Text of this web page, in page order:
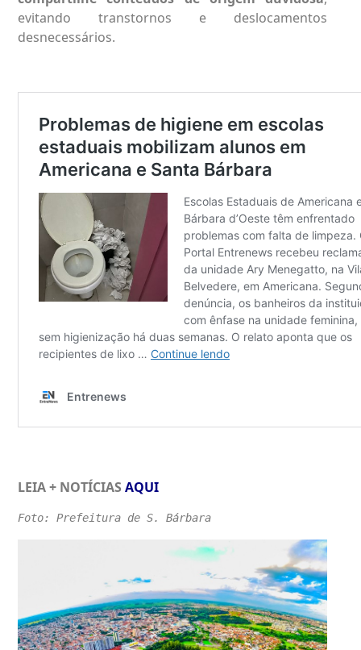
evitando transtornos e deslocamentos
desnecessários.
LEIA + NOTÍCIAS AQUI
Foto: Prefeitura de S. Bárbara